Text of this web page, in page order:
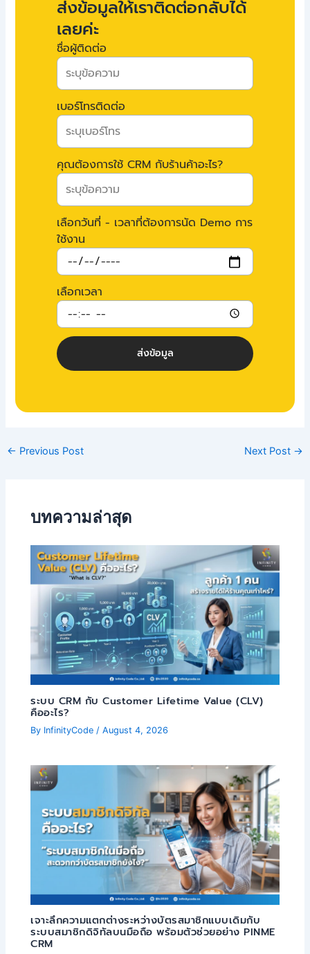
ส่งข้อมูลให้เราติดต่อกลับได้
เลยค่ะ
ชื่อผู้ติดต่อ
เบอร์โทรติดต่อ
คุณต้องการใช้ CRM กับร้านค้าอะไร?
เลือกวันที่ - เวลาที่ต้องการนัด Demo การ
ใช้งาน
เลือกเวลา
ส่งข้อมูล
← Previous Post Next Post →
บทความล่าสุด
ระบบ CRM กับ Customer Lifetime Value (CLV)
คืออะไร?
By InfinityCode/August 4, 2026
เจาะลึกความแตกต่างระหว่างบัตรสมาชิกแบบเดิมกับ
ระบบสมาชิกดิจิทัลบนมือถือ พร้อมตัวช่วยอย่าง PINME
CRM